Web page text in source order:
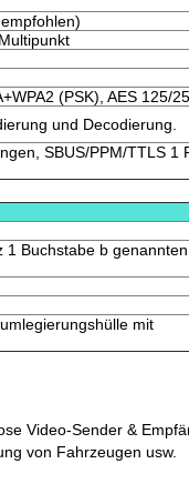
(PSK), AES 125/
und Decodierung.
SBUS/PPM/TTLS 1
1 Buchstabe b genannten
mit
Video-Sender &
von Fahrzeugen usw.